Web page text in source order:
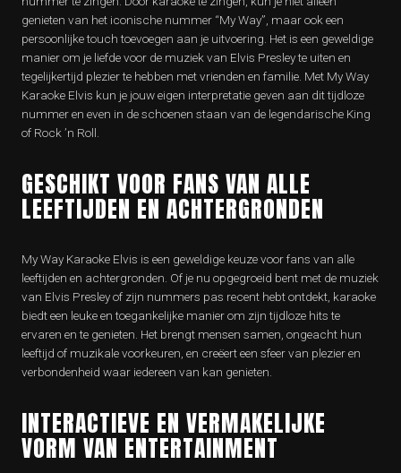
genieten van het iconische nummer “My Way”, maar ook een
persoonlijke touch toevoegen aan je uitvoering. Het is een geweldige
manier om je liefde voor de muziek van Elvis Presley te uiten en
tegelijkertijd plezier te hebben met vrienden en familie. Met My Way
Karaoke Elvis kun je jouw eigen interpretatie geven aan dit tijdloze
nummer en even in de schoenen staan van de legendarische King
of Rock ’n Roll.
GESCHIKT VOOR FANS VAN ALLE
LEEFTIJDEN EN ACHTERGRONDEN
My Way Karaoke Elvis is een geweldige keuze voor fans van alle
leeftijden en achtergronden. Of je nu opgegroeid bent met de muziek
van Elvis Presley of zijn nummers pas recent hebt ontdekt, karaoke
biedt een leuke en toegankelijke manier om zijn tijdloze hits te
ervaren en te genieten. Het brengt mensen samen, ongeacht hun
leeftijd of muzikale voorkeuren, en creëert een sfeer van plezier en
verbondenheid waar iedereen van kan genieten.
INTERACTIEVE EN VERMAKELIJKE
VORM VAN ENTERTAINMENT